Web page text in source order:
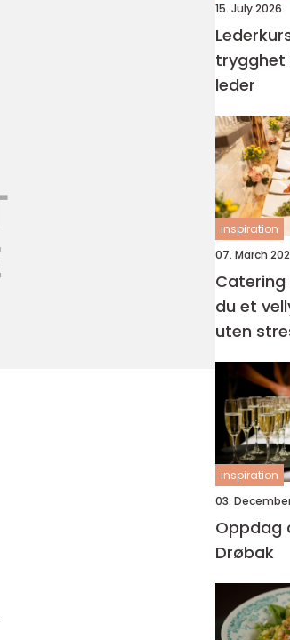
15. July 2026
trygghet
leder
inspiration
07. March
Catering
du et
uten
inspiration
03.
Oppdag
Drøbak